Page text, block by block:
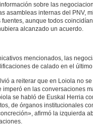
sobre las
asambleas internas del PNV,
aunque todos
alcanzado un acuerdo.
mencionados, las
de calado en el
a reiterar que en Loiola no
en las conversaciones
se habló de Euskal Herria
de órganos institucionales
afirmó la izquierda